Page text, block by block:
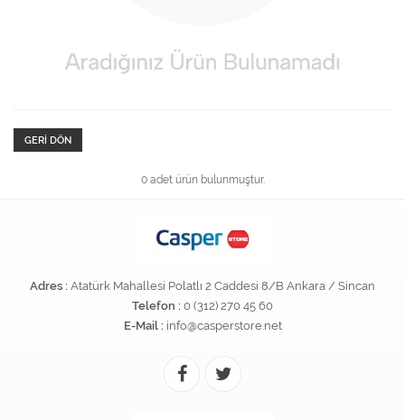
GERI DÖN
0 adet ürün bulunmuştur.
Adres : Atatürk Mahallesi Polatlı 2 Caddesi 8/B Ankara / Sincan
Telefon : 0 (312) 270 45 60
E-Mail : info@casperstore.net